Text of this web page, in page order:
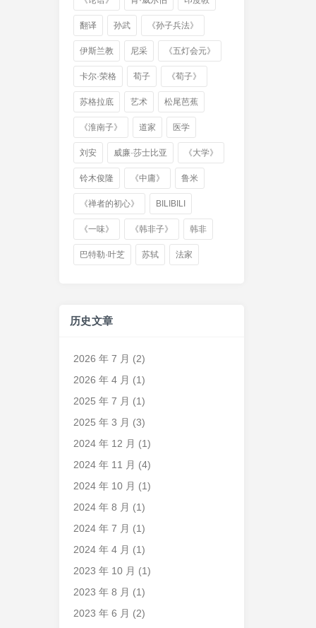
翻译 孙武 《孙子兵法》
伊斯兰教 尼采 《五灯会元》
卡尔·荣格 荀子 《荀子》
苏格拉底 艺术 松尾芭蕉
《淮南子》 道家 医学
刘安 威廉·莎士比亚 《大学》
铃木俊隆 《中庸》 鲁米
《禅者的初心》 BILIBILI
《一味》 《韩非子》 韩非
巴特勒·叶芝 苏轼 法家
历史文章
2026 年 7 月 (2)
2026 年 4 月 (1)
2025 年 7 月 (1)
2025 年 3 月 (3)
2024 年 12 月 (1)
2024 年 11 月 (4)
2024 年 10 月 (1)
2024 年 8 月 (1)
2024 年 7 月 (1)
2024 年 4 月 (1)
2023 年 10 月 (1)
2023 年 8 月 (1)
2023 年 6 月 (2)